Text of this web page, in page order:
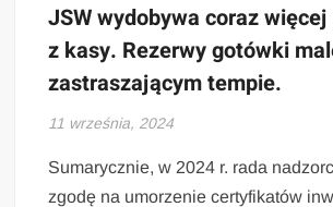
JSW wydobywa coraz
z kasy. Rezerwy gotówki
zastraszającym tempie.
11 września, 2024
Sumarycznie, w 2024 r. rada
zgodę na umorzenie certyfikatów